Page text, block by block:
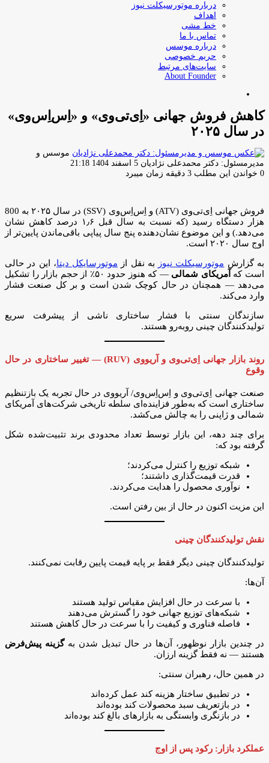
درباره موتورسیکلت نیوز
اهداف
خط مشی
تماس با ما
درباره موسس
حریم خصوصی
سایت‌های مرتبط
About Founder
کاهش فروش جهانی «اِی‌تی‌وی» و «اِس‌اِس‌وی»
در سال ۲۰۲۵
موسس و
مدیرمسئول: دکتر محمدعلی نژادیان ارسال
ایمیل
5 اسفند 1404 21:18
0 خواندن این مطلب 3 دقیقه زمان میبرد
فروش جهانی اِی‌تی‌وی (ATV) و اِس‌اِس‌وی (SSV) در سال ۲۰۲۵ به 800
هزار دستگاه رسید (که نسبت به سال قبل ۱٫۶ درصد کاهش نشان
می‌دهد.) و این موضوع نشان‌دهنده پنج سال پیاپی باقی‌ماندن پایین‌تر از
اوج سال ۲۰۲۰ است.
به گزارش موتورسیکلت نیوز به نقل از موتورسایکل دیتا، این در حالی
است که آمریکای شمالی
— که هنوز حدود ۵۰٪ از حجم بازار را تشکیل
می‌دهد — همچنان در حال کوچک شدن است و بر کل صنعت فشار
وارد می‌کند.
سازندگان سنتی با فشار ساختاری ناشی از پیشرفت سریع
تولیدکنندگان چینی روبه‌رو هستند.
روند بازار جهانی اِی‌تی‌وی و آر‌یو‌وی (RUV) — تغییر ساختاری در حال
وقوع
صنعت جهانی اِی‌تی‌وی و اِس‌اِس‌وی/ آر‌یو‌وی در حال تجربه یک بازتنظیم
ساختاری است که به‌طور فزاینده‌ای سلطه تاریخی شرکت‌های آمریکای
شمالی و ژاپنی را به چالش می‌کشد.
برای چند دهه، این بازار توسط تعداد محدودی برند تثبیت‌شده شکل
گرفته بود که:
شبکه توزیع را کنترل می‌کردند؛
قدرت قیمت‌گذاری داشتند؛
نوآوری محصول را هدایت می‌کردند.
این مزیت اکنون در حال از بین رفتن است.
نقش تولیدکنندگان چینی
تولیدکنندگان چینی دیگر فقط بر پایه قیمت پایین رقابت نمی‌کنند.
آن‌ها:
با سرعت در حال افزایش مقیاس تولید هستند
شبکه‌های توزیع جهانی خود را گسترش می‌دهند
فاصله فناوری و کیفیت را با سرعت در حال کاهش هستند
در چندین بازار نوظهور، آن‌ها در حال تبدیل شدن بهگزینه پیش‌فرض
هستند — نه فقط گزینه ارزان.
در همین حال، رهبران سنتی:
در تطبیق ساختار هزینه کند عمل کرده‌اند
در بازتعریف سبد محصولات کند بوده‌اند
در بازنگری وابستگی به بازارهای بالغ کند بوده‌اند
عملکرد بازار: رکود پس از اوج